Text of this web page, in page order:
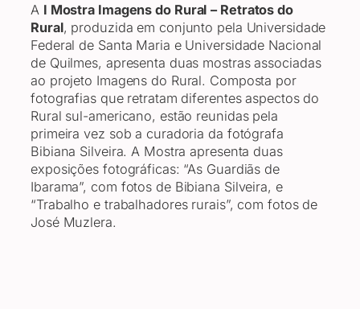
A I Mostra Imagens do Rural – Retratos do
Rural, produzida em conjunto pela Universidade
Federal de Santa Maria e Universidade Nacional
de Quilmes, apresenta duas mostras associadas
ao projeto Imagens do Rural. Composta por
fotografias que retratam diferentes aspectos do
Rural sul-americano, estão reunidas pela
primeira vez sob a curadoria da fotógrafa
Bibiana Silveira. A Mostra apresenta duas
exposições fotográficas: “As Guardiãs de
Ibarama”, com fotos de Bibiana Silveira, e
“Trabalho e trabalhadores rurais”, com fotos de
José Muzlera.